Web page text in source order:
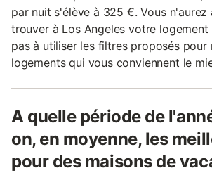
par nuit s'élève à 325 €. Vous n'aurez
trouver à Los Angeles votre
pas à utiliser les filtres proposés pour
logements qui vous conviennent le
A quelle période de
on, en moyenne, les
pour des maisons de